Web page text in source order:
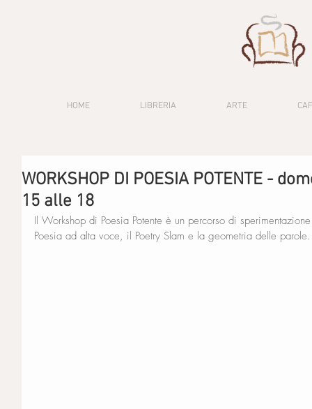
HOME LIBRERIA ARTE
WORKSHOP DI POESIA POTENTE -
15 alle 18
Il Workshop di Poesia Potente è un percorso di
Poesia ad alta voce, il Poetry Slam e la geometria delle parole.